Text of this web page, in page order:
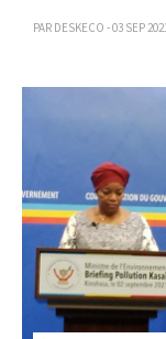
PAR DESKECO - 03 SEP